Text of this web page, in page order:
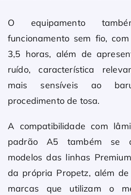
O equipamento
funcionamento sem fio,
3,5 horas, além de
ruído, característica
mais sensíveis ao
procedimento de tosa.
A compatibilidade com
padrão A5 também se
modelos das linhas
da própria Propetz, além
marcas que utilizam o